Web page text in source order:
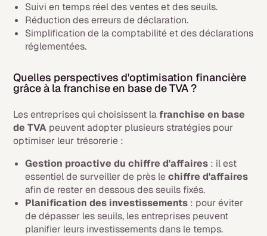
Suivi en temps réel des ventes et des seuils.
Réduction des erreurs de déclaration.
Simplification de la comptabilité et des déclarations
réglementées.
Quelles perspectives d'optimisation financière
grâce à la franchise en base de TVA ?
Les entreprises qui choisissent lafranchise en base
de TVA peuvent adopter plusieurs stratégies pour
optimiser leur trésorerie :
Gestion proactive du chiffre d'affaires : il est
essentiel de surveiller de près lechiffre d'affaires
afin de rester en dessous des seuils fixés.
Planification des investissements : pour éviter
de dépasser les seuils, les entreprises peuvent
planifier leurs investissements dans le temps.